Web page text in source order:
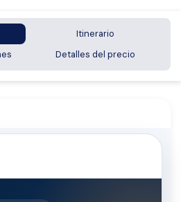
Itinerario
Detalles del precio